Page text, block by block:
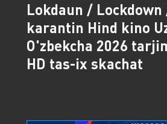
Lokdaun /
karantin Hind kino
O'zbekcha 2026
HD tas-ix skachat